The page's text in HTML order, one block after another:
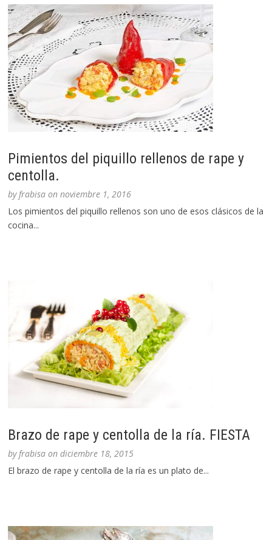
Pimientos del piquillo rellenos de rape y
centolla.
byfrabisa onnoviembre 1, 2016
Los pimientos del piquillo rellenos son uno de esos clásicos de la
cocina...
Brazo de rape y centolla de la ría. FIESTA
byfrabisa ondiciembre 18, 2015
El brazo de rape y centolla de la ría es un plato de...